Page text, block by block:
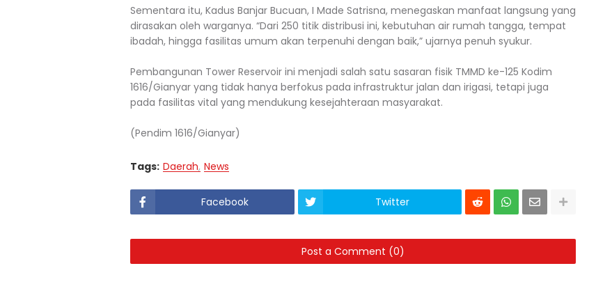
Sementara itu, Kadus Banjar Bucuan, I Made Satrisna, menegaskan manfaat langsung yang
dirasakan oleh warganya. “Dari 250 titik distribusi ini, kebutuhan air rumah tangga, tempat
ibadah, hingga fasilitas umum akan terpenuhi dengan baik,” ujarnya penuh syukur.
Pembangunan Tower Reservoir ini menjadi salah satu sasaran fisik TMMD ke-125 Kodim
1616/Gianyar yang tidak hanya berfokus pada infrastruktur jalan dan irigasi, tetapi juga
pada fasilitas vital yang mendukung kesejahteraan masyarakat.
(Pendim 1616/Gianyar)
Tags: Daerah News
Facebook Twitter
Post a Comment (0)